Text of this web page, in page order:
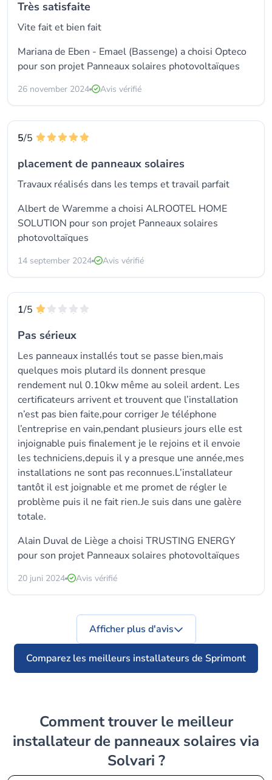
Très satisfaite
Vite fait et bien fait
Mariana de Eben - Emael (Bassenge) a choisi Opteco
pour son projet Panneaux solaires photovoltaïques
26 november 2024 Avis vérifié
5/5
placement de panneaux solaires
Travaux réalisés dans les temps et travail parfait
Albert de Waremme a choisi ALROOTEL HOME
SOLUTION pour son projet Panneaux solaires
photovoltaïques
14 september 2024 Avis vérifié
1/5
Pas sérieux
Les panneaux installés tout se passe bien,mais
quelques mois plutard ils donnent presque
rendement nul 0.10kw même au soleil ardent. Les
certificateurs arrivent et trouvent que l’installation
n’est pas bien faite,pour corriger Je téléphone
l’entreprise en vain,pendant plusieurs jours elle est
injoignable puis finalement je le rejoins et il envoie
les techniciens,depuis il y a presque une année,mes
installations ne sont pas reconnues.L’installateur
tantôt il est joignable et me promet de régler le
problème puis il ne fait rien.Je suis dans une galère
totale.
Alain Duval de Liège a choisi TRUSTING ENERGY
pour son projet Panneaux solaires photovoltaïques
20 juni 2024 Avis vérifié
Comparez les meilleurs installateurs de Sprimont
Afficher plus d'avis
Comment trouver le meilleur
installateur de panneaux solaires via
Solvari ?